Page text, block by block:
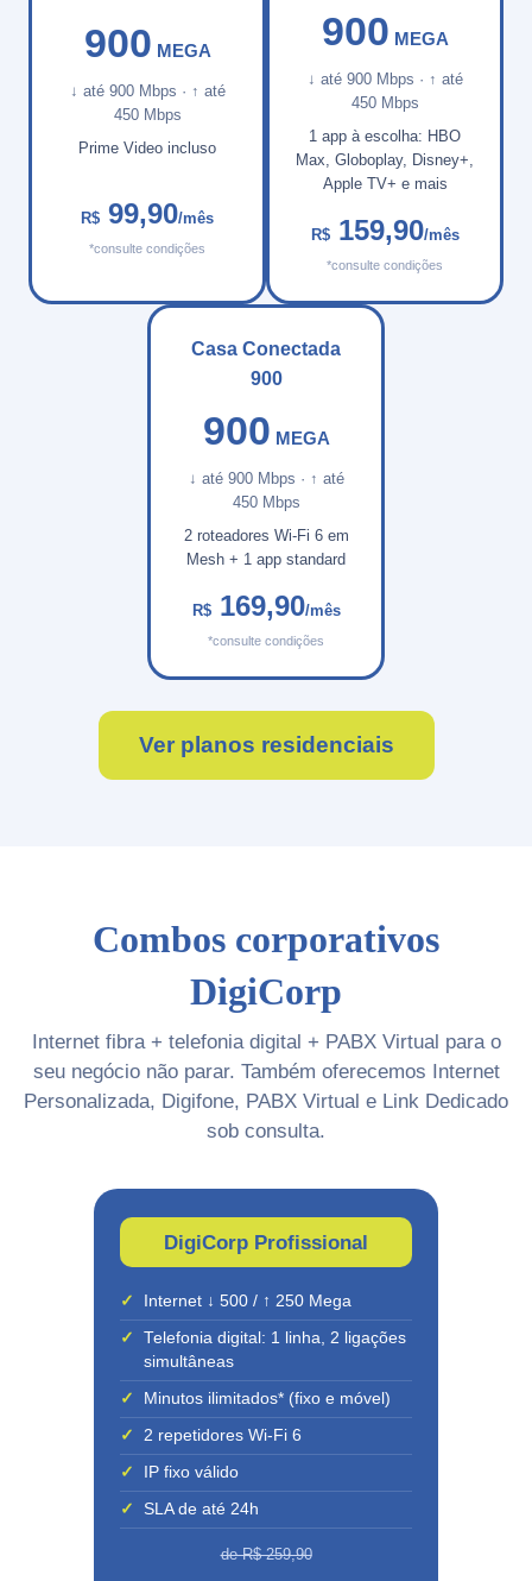
900 MEGA
↓ até 900 Mbps · ↑ até
450 Mbps
Prime Video incluso
R$ 99,90/mês
*consulte condições
900 MEGA
↓ até 900 Mbps · ↑ até
450 Mbps
1 app à escolha: HBO
Max, Globoplay, Disney+,
Apple TV+ e mais
R$159,90/mês
*consulte condições
Casa Conectada
900
900 MEGA
↓ até 900 Mbps · ↑ até
450 Mbps
2 roteadores Wi-Fi 6 em
Mesh + 1 app standard
R$169,90/mês
*consulte condições
Ver planos residenciais
Combos corporativos
DigiCorp
Internet fibra + telefonia digital + PABX Virtual para o
seu negócio não parar. Também oferecemos Internet
Personalizada, Digifone, PABX Virtual e Link Dedicado
sob consulta.
DigiCorp Profissional
✓ Internet ↓ 500 / ↑ 250 Mega
✓
Telefonia digital: 1 linha, 2 ligações
simultâneas
✓ Minutos ilimitados* (fixo e móvel)
✓ 2 repetidores Wi-Fi 6
✓ IP fixo válido
✓ SLA de até 24h
de R$ 259,90